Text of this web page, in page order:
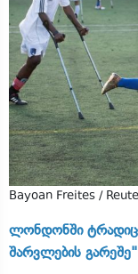
Bayoan Freites /
ლონდონში
შარვლების